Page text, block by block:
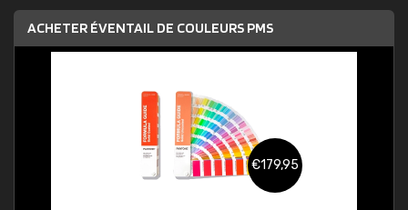
ACHETER ÉVENTAIL DE COULEURS PMS
€179,95